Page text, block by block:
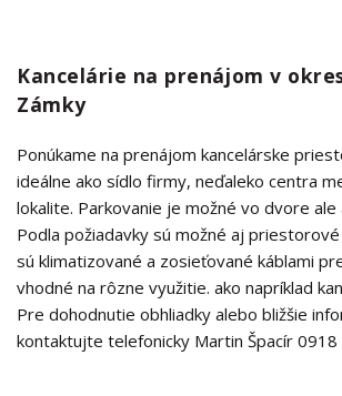
Kancelárie na prenájom v
Zámky
Ponúkame na prenájom kancelárske
ideálne ako sídlo firmy, neďaleko centra
lokalite. Parkovanie je možné vo dvore
Podla požiadavky sú možné aj
sú klimatizované a zosieťované káblami
vhodné na rôzne využitie. ako napríklad
Pre dohodnutie obhliadky alebo bližšie
kontaktujte telefonicky Martin Špacír